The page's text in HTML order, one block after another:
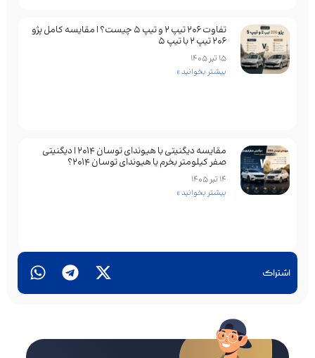
اشتراک
تفاوت ۲۰۶ تیپ ۲ و تیپ ۵ چیست؟ | مقایسه کامل پژو
۲۰۶ تیپ ۲ با تیپ ۵
15 تیر 1405
بیشتر بخوانید »
مقایسه دیگنیتی با هیوندای توسان 2014 | دیگنیتی
صفر کیلومتر بخرم یا هیوندای توسان 2014؟
14 تیر 1405
بیشتر بخوانید »